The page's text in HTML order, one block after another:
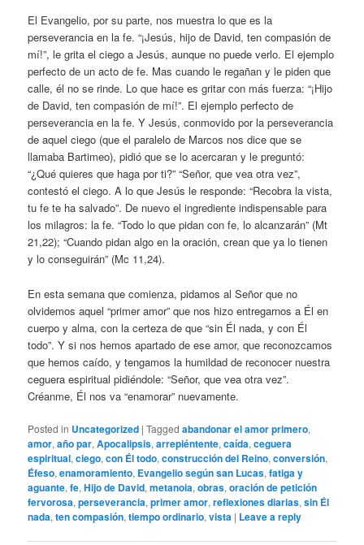
El Evangelio, por su parte, nos muestra lo que es la
perseverancia en la fe. “¡Jesús, hijo de David, ten compasión de
mí!”, le grita el ciego a Jesús, aunque no puede verlo. El ejemplo
perfecto de un acto de fe. Mas cuando le regañan y le piden que
calle, él no se rinde. Lo que hace es gritar con más fuerza: “¡Hijo
de David, ten compasión de mí!”. El ejemplo perfecto de
perseverancia en la fe. Y Jesús, conmovido por la perseverancia
de aquel ciego (que el paralelo de Marcos nos dice que se
llamaba Bartimeo), pidió que se lo acercaran y le preguntó:
“¿Qué quieres que haga por ti?” “Señor, que vea otra vez”,
contestó el ciego. A lo que Jesús le responde: “Recobra la vista,
tu fe te ha salvado”. De nuevo el ingrediente indispensable para
los milagros: la fe. “Todo lo que pidan con fe, lo alcanzarán” (Mt
21,22); “Cuando pidan algo en la oración, crean que ya lo tienen
y lo conseguirán” (Mc 11,24).
En esta semana que comienza, pidamos al Señor que no
olvidemos aquel “primer amor” que nos hizo entregarnos a Él en
cuerpo y alma, con la certeza de que “sin Él nada, y con Él
todo”. Y si nos hemos apartado de ese amor, que reconozcamos
que hemos caído, y tengamos la humildad de reconocer nuestra
ceguera espiritual pidiéndole: “Señor, que vea otra vez”.
Créanme, Él nos va “enamorar” nuevamente.
Posted in Uncategorized |Tagged abandonar el amor primero,
amor,año par,Apocalipsis,arrepiéntente,caída,ceguera
espiritual,ciego,con Él todo,construcción del Reino,conversión,
Éfeso,enamoramiento, Evangelio según san Lucas,fatiga y
aguante,fe,Hijo de David,metanoia,obras,oración de petición
fervorosa,perseverancia,primer amor,reflexiones diarias,sin Él
nada,ten compasión,tiempo ordinario,vista | Leave a reply